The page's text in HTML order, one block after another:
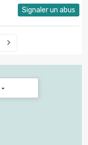
Signaler un abus

